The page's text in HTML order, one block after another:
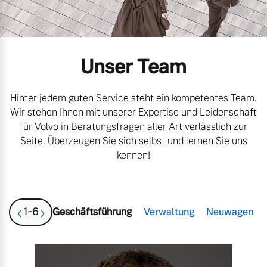
Mild-Hybrid
Geschäftskunden
Editionsmodelle
Angebot anfragen
Volvo Gebrauchtwagenbörse
Aktuelle Zubehörangebote
Zubehörkatalog
Sie erhalten bei uns eine
Volvo Winter- und
Sommer Kompletträder.
Kontakt und Anfahrt
Unser Team
Hinter jedem guten Service steht ein kompetentes Team.
Wir stehen Ihnen mit unserer Expertise und Leidenschaft
für Volvo in Beratungsfragen aller Art verlässlich zur
Seite. Überzeugen Sie sich selbst und lernen Sie uns
kennen!
‹1-6› Geschäftsführung Verwaltung Neuwagen